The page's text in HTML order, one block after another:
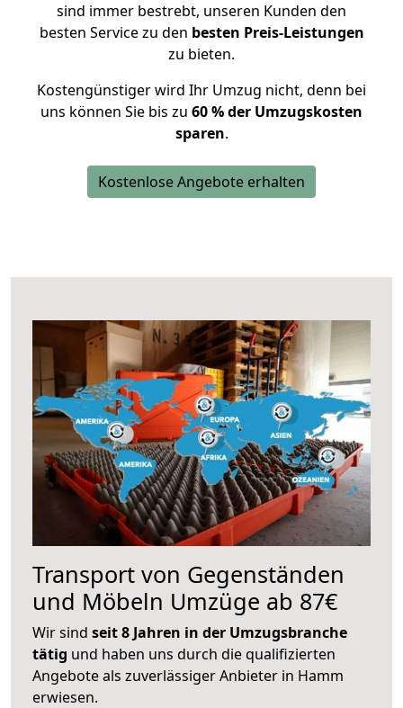
sind immer bestrebt, unseren Kunden den
besten Service zu den besten Preis-Leistungen
zu bieten.
Kostengünstiger wird Ihr Umzug nicht, denn bei
uns können Sie bis zu 60 % der Umzugskosten
sparen.
Kostenlose Angebote erhalten
Transport von Gegenständen
und Möbeln Umzüge ab 87€
Wir sind seit 8 Jahren in der Umzugsbranche
tätig und haben uns durch die qualifizierten
Angebote als zuverlässiger Anbieter in Hamm
erwiesen.